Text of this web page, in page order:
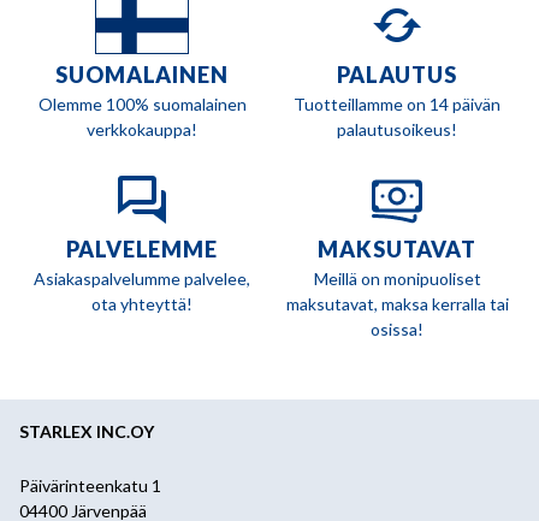
SUOMALAINEN
Olemme 100% suomalainen
verkkokauppa!
PALAUTUS
Tuotteillamme on 14 päivän
palautusoikeus!
PALVELEMME
Asiakaspalvelumme palvelee,
ota yhteyttä!
MAKSUTAVAT
Meillä on monipuoliset
maksutavat, maksa kerralla tai
osissa!
STARLEX INC.OY
Päivärinteenkatu 1
04400 Järvenpää